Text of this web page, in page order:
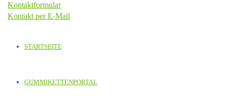
Kontaktformular
Kontakt per E-Mail
STARTSEITE
GUMMIKETTENPORTAL